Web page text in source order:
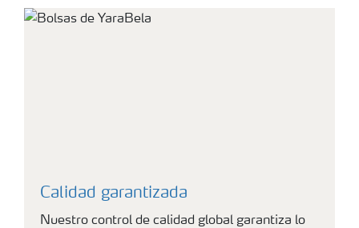
Calidad garantizada
Nuestro control de calidad global garantiza lo